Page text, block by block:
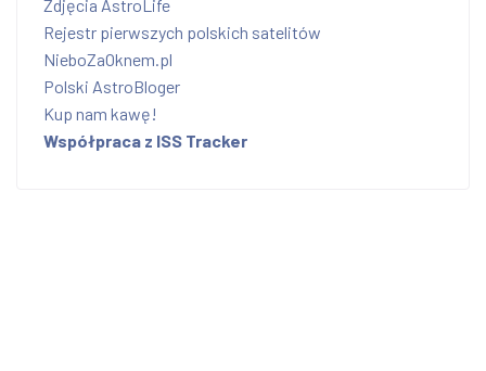
Zdjęcia AstroLife
Rejestr pierwszych polskich satelitów
NieboZaOknem.pl
Polski AstroBloger
Kup nam kawę!
Współpraca z ISS Tracker